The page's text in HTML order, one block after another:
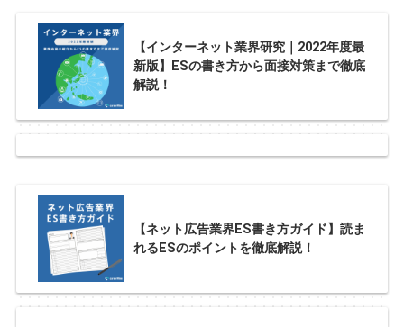
【インターネット業界研究｜2022年度最
新版】ESの書き方から面接対策まで徹底
解説！
【ネット広告業界ES書き方ガイド】読ま
れるESのポイントを徹底解説！